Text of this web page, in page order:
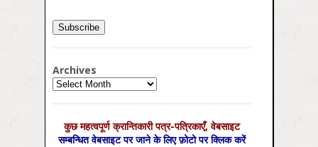
Archives
Archives
कुछ महत्‍वपूर्ण क्रान्तिकारी पत्र-पत्रिकाएँ, वेबसाइट
सम्‍बन्धित वेबसाइट पर जाने के लिए फ़ोटो पर क्लिक करें